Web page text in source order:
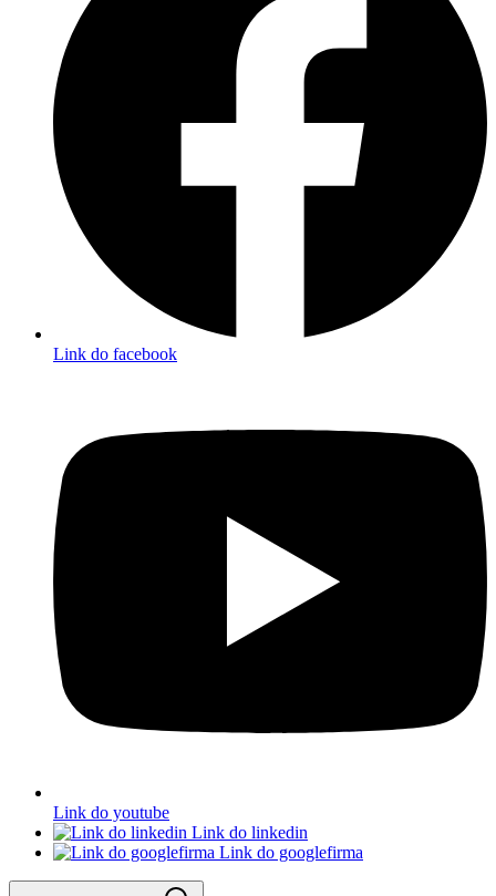
Link do facebook
Link do youtube
Link do linkedin
Link do googlefirma